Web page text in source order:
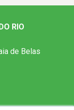
RIO
de Belas